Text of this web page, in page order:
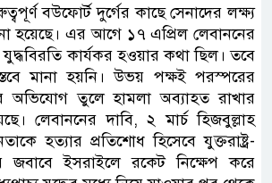
বউফোর্ট দুর্গের কাছে সেনাদের লক্ষ্য
হয়েছে। এর আগে ১৭ এপ্রিল লেবাননের
কার্যকর হওয়ার কথা ছিল। তবে
মানা হয়নি। উভয় পক্ষই পরস্পরের
অভিযোগ তুলে হামলা অব্যাহত রাখার
লেবাননের দাবি, ২ মার্চ হিজবুল্লাহ
হত্যার প্রতিশোধ হিসেবে যুক্তরাষ্ট্র-
জবাবে ইসরাইলে রকেট নিক্ষেপ করে